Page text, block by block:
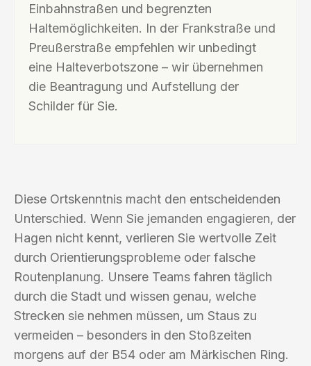
Einbahnstraßen und begrenzten
Haltemöglichkeiten. In der Frankstraße und
Preußerstraße empfehlen wir unbedingt
eine Halteverbotszone – wir übernehmen
die Beantragung und Aufstellung der
Schilder für Sie.
Diese Ortskenntnis macht den entscheidenden
Unterschied. Wenn Sie jemanden engagieren, der
Hagen nicht kennt, verlieren Sie wertvolle Zeit
durch Orientierungsprobleme oder falsche
Routenplanung. Unsere Teams fahren täglich
durch die Stadt und wissen genau, welche
Strecken sie nehmen müssen, um Staus zu
vermeiden – besonders in den Stoßzeiten
morgens auf der B54 oder am Märkischen Ring.